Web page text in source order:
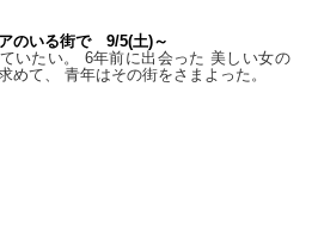
のいる街で 9/5(土)～
いたい。 6年前に出会った 美しい女の
めて、 青年はその街をさまよった。